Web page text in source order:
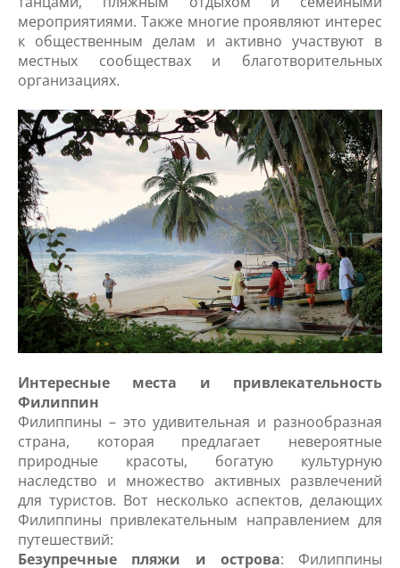
мероприятиями. Также многие проявляют интерес
к общественным делам и активно участвуют в
местных сообществах и благотворительных
организациях.
Интересные места и привлекательность
Филиппин
Филиппины – это удивительная и разнообразная
страна, которая предлагает невероятные
природные красоты, богатую культурную
наследство и множество активных развлечений
для туристов. Вот несколько аспектов, делающих
Филиппины привлекательным направлением для
путешествий:
Безупречные пляжи и острова: Филиппины